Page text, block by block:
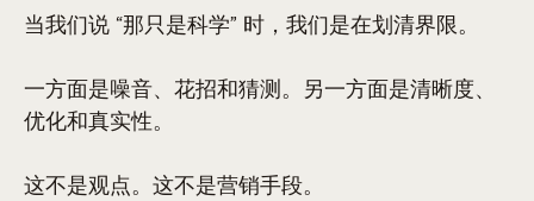
当我们说 “那只是科学” 时，我们是在划清界限。
一方面是噪音、花招和猜测。另一方面是清晰度、
优化和真实性。
这不是观点。这不是营销手段。